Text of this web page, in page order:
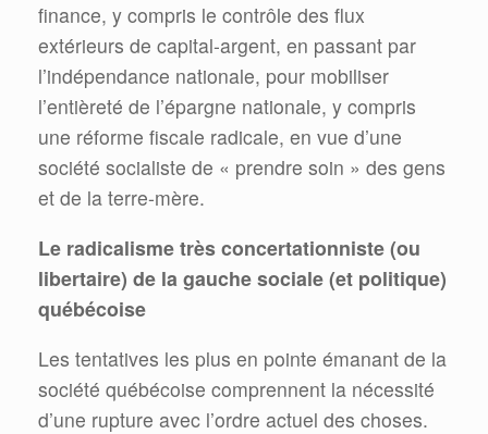
finance, y compris le contrôle des flux
extérieurs de capital-argent, en passant par
l’indépendance nationale, pour mobiliser
l’entièreté de l’épargne nationale, y compris
une réforme fiscale radicale, en vue d’une
société socialiste de « prendre soin » des gens
et de la terre-mère.
Le radicalisme très concertationniste (ou
libertaire) de la gauche sociale (et politique)
québécoise
Les tentatives les plus en pointe émanant de la
société québécoise comprennent la nécessité
d’une rupture avec l’ordre actuel des choses.